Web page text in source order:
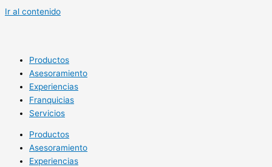
Ir al contenido
Productos
Asesoramiento
Experiencias
Franquicias
Servicios
Productos
Asesoramiento
Experiencias